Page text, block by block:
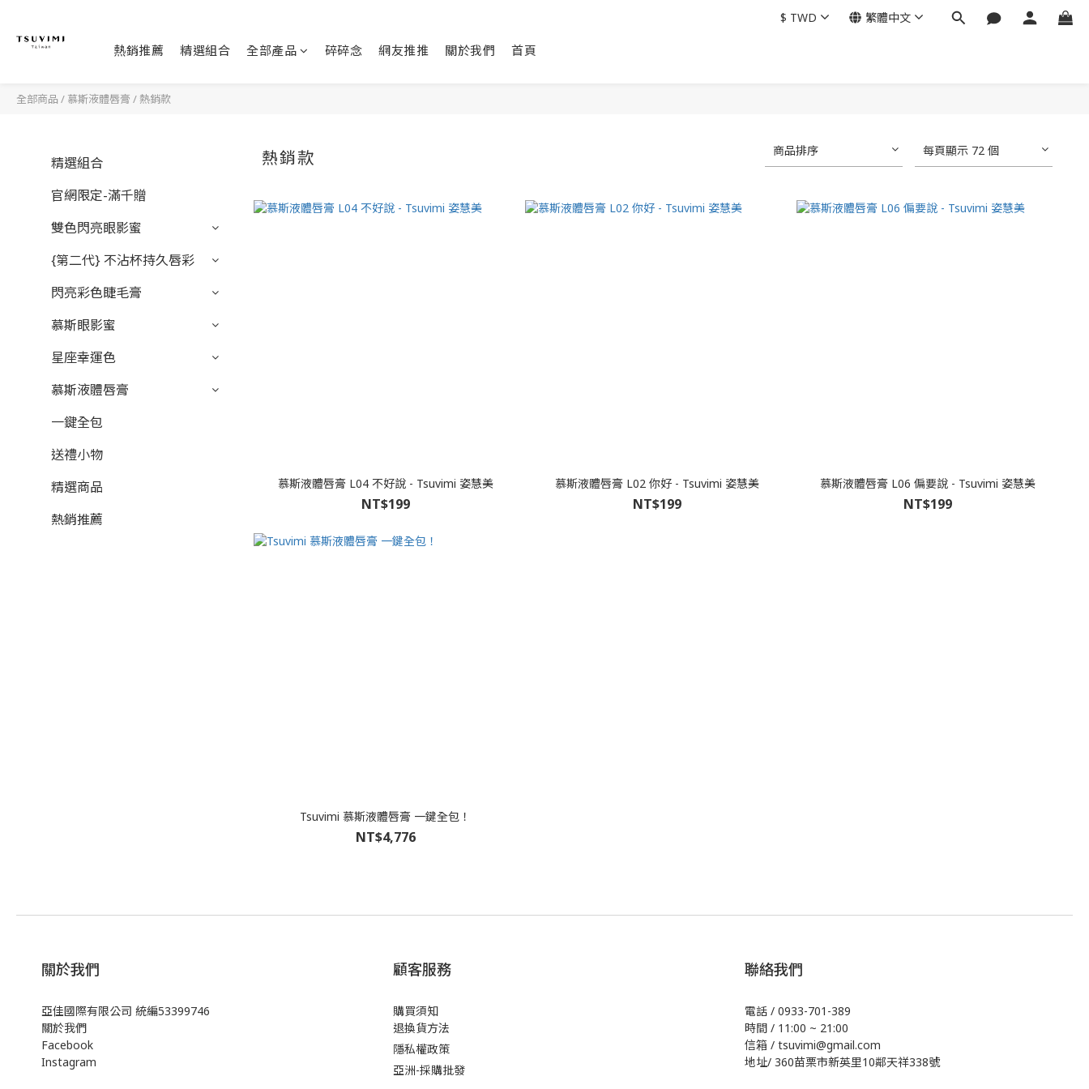
熱銷推薦 精選組合 全部產品 碎碎念 網友推推 關於我們 首頁
$ TWD 繁體中文
全部商品 / 慕斯液體唇膏 /熱銷款
精選組合
官網限定-滿千贈
雙色閃亮眼影蜜
{第二代} 不沾杯持久唇彩
閃亮彩色睫毛膏
慕斯眼影蜜
星座幸運色
慕斯液體唇膏
一鍵全包
送禮小物
精選商品
熱銷推薦
熱銷款 商品排序 每頁顯示 72 個
慕斯液體唇膏 L04 不好說 - Tsuvimi 姿慧美
NT$199
慕斯液體唇膏 L02 你好 - Tsuvimi 姿慧美
NT$199
慕斯液體唇膏 L06 偏要說 - Tsuvimi 姿慧美
NT$199
Tsuvimi 慕斯液體唇膏 一鍵全包！
NT$4,776
關於我們
亞佳國際有限公司 統編53399746
關於我們
Facebook
Instagram
顧客服務
購買須知
退換貨方法
隱私權政策
亞洲-採購批發
聯絡我們
電話 / 0933-701-389
時間 / 11:00 ~ 21:00
信箱 / tsuvimi@gmail.com
地址/ 360苗栗市新英里10鄰天祥338號